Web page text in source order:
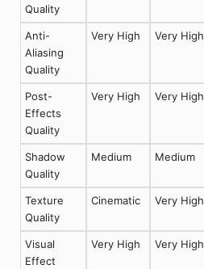
Quality
Anti-
Aliasing
Quality
Very High Very High
Post-
Effects
Quality
Very High Very High
Shadow
Quality
Medium Medium
Texture
Quality
Cinematic Very High
Visual
Effect
Very High Very High